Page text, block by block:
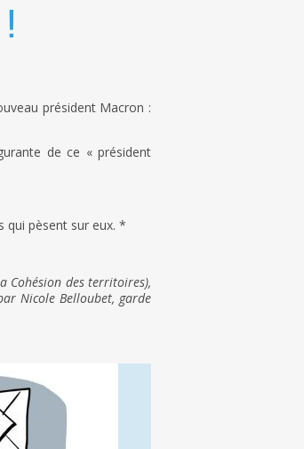
président Macron :
de ce « président
qui pèsent sur eux. *
Cohésion des territoires),
Nicole Belloubet, garde